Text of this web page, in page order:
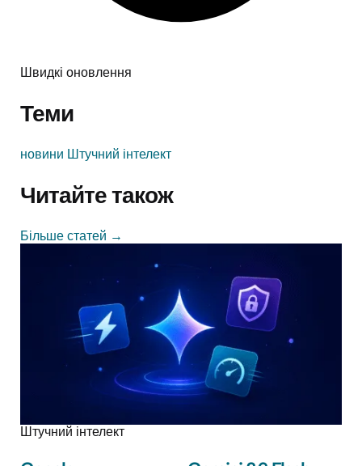
Швидкі оновлення
Теми
новини Штучний інтелект
Читайте також
Більше статей →
Штучний інтелект